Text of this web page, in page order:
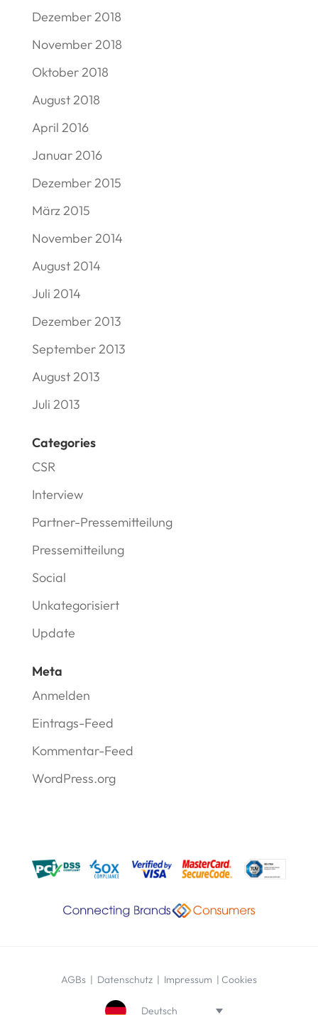
Dezember 2018
November 2018
Oktober 2018
August 2018
April 2016
Januar 2016
Dezember 2015
März 2015
November 2014
August 2014
Juli 2014
Dezember 2013
September 2013
August 2013
Juli 2013
Categories
CSR
Interview
Partner-Pressemitteilung
Pressemitteilung
Social
Unkategorisiert
Update
Meta
Anmelden
Eintrags-Feed
Kommentar-Feed
WordPress.org
AGBs| Datenschutz | Impressum | Cookies
Deutsch